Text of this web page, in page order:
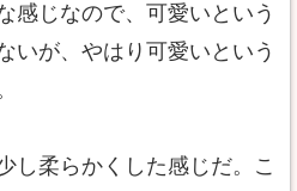
感じなので、可愛いという
いが、やはり可愛いという
し柔らかくした感じだ。こ